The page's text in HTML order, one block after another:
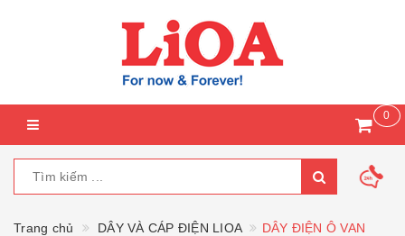
0
Trang chủ DÂY VÀ CÁP ĐIỆN LIOA
DÂY ĐIỆN Ô VAN